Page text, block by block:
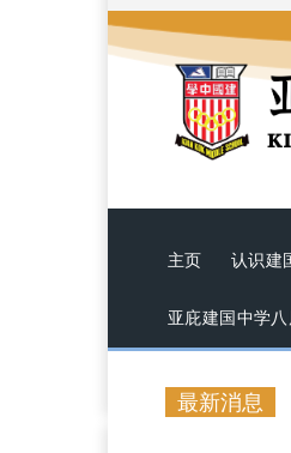
主页 认识建
亚庇建国中学
最新消息